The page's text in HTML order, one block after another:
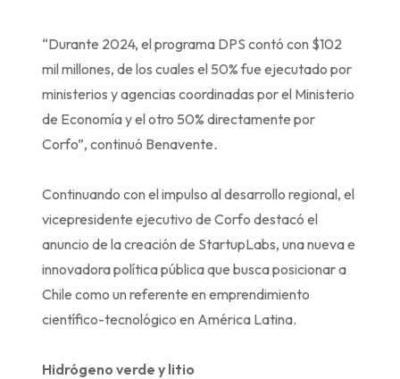
“Durante 2024, el programa DPS contó con $102
mil millones, de los cuales el 50% fue ejecutado por
ministerios y agencias coordinadas por el Ministerio
de Economía y el otro 50% directamente por
Corfo”, continuó Benavente.
Continuando con el impulso al desarrollo regional, el
vicepresidente ejecutivo de Corfo destacó el
anuncio de la creación de StartupLabs, una nueva e
innovadora política pública que busca posicionar a
Chile como un referente en emprendimiento
científico-tecnológico en América Latina.
Hidrógeno verde y litio